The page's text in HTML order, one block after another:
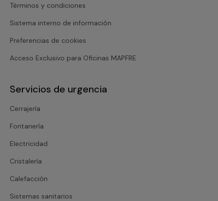
Términos y condiciones
Sistema interno de información
Preferencias de cookies
Acceso Exclusivo para Oficinas MAPFRE
Servicios de urgencia
Cerrajería
Fontanería
Electricidad
Cristalería
Calefacción
Sistemas sanitarios